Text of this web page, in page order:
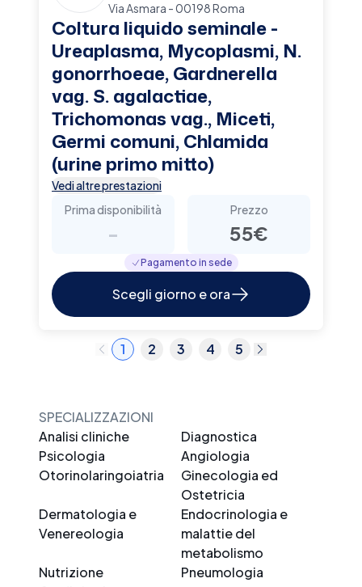
Via Asmara - 00198 Roma
Coltura liquido seminale -
Ureaplasma, Mycoplasmi, N.
gonorrhoeae, Gardnerella
vag. S. agalactiae,
Trichomonas vag., Miceti,
Germi comuni, Chlamida
(urine primo mitto)
Vedi altre prestazioni
Prima disponibilità
-
Prezzo
55€
Pagamento in sede
Scegli giorno e ora
1 2 3 4 5
SPECIALIZZAZIONI
Analisi cliniche
Diagnostica
Psicologia
Angiologia
Otorinolaringoiatria
Ginecologia ed
Ostetricia
Dermatologia e
Venereologia
Endocrinologia e
malattie del
metabolismo
Nutrizione
Pneumologia